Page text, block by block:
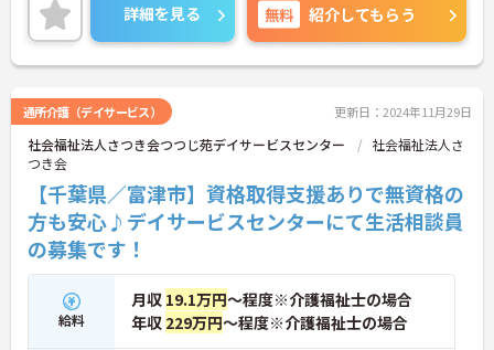
詳細を見る 無料 紹介してもらう
通所介護（デイサービス） 更新日：2024年11月29日
社会福祉法人さつき会つつじ苑デイサービスセンター
社会福祉法人さ
つき会
【千葉県／富津市】資格取得支援ありで無資格の
方も安心♪デイサービスセンターにて生活相談員
の募集です！
給料
月収 19.1万円～程度※介護福祉士の場合
年収 229万円～程度※介護福祉士の場合